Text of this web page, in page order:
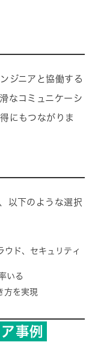
ジニアと協働する
なコミュニケーシ
にもつながりま
以下のような選択
ウド、セキュリティ
いる
方を実現
事例